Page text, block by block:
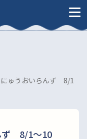
ゅうおいらんず 8/1
ず 8/1～10